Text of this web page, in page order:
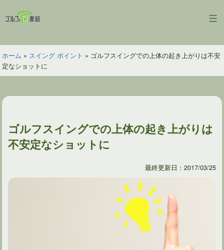
ン
ツ
へ
ス
ッ
ゴ
フ
の
図
ホーム » スイング ポイント » ゴルフスイングでの上体の起き上がりは不安
定なショットに
ゴルフスイングでの上体の起き上がりは
不安定なショットに
最終更新日：2017/03/25